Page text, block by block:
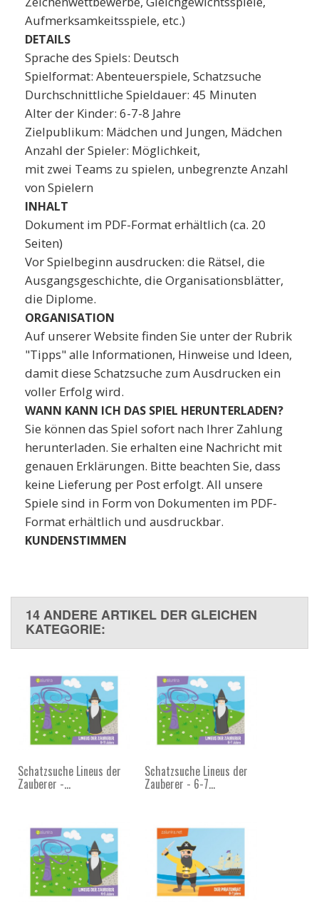
Aufmerksamkeitsspiele, etc.)
DETAILS
Sprache des Spiels: Deutsch
Spielformat: Abenteuerspiele, Schatzsuche
Durchschnittliche Spieldauer: 45 Minuten
Alter der Kinder: 6-7-8 Jahre
Zielpublikum: Mädchen und Jungen, Mädchen
Anzahl der Spieler: Möglichkeit,
mit zwei Teams zu spielen, unbegrenzte Anzahl
von Spielern
INHALT
Dokument im PDF-Format erhältlich (ca. 20
Seiten)
Vor Spielbeginn ausdrucken: die Rätsel, die
Ausgangsgeschichte, die Organisationsblätter,
die Diplome.
ORGANISATION
Auf unserer Website finden Sie unter der Rubrik
"Tipps" alle Informationen, Hinweise und Ideen,
damit diese Schatzsuche zum Ausdrucken ein
voller Erfolg wird.
WANN KANN ICH DAS SPIEL HERUNTERLADEN?
Sie können das Spiel sofort nach Ihrer Zahlung
herunterladen. Sie erhalten eine Nachricht mit
genauen Erklärungen. Bitte beachten Sie, dass
keine Lieferung per Post erfolgt. All unsere
Spiele sind in Form von Dokumenten im PDF-
Format erhältlich und ausdruckbar.
KUNDENSTIMMEN
14 ANDERE ARTIKEL DER GLEICHEN
KATEGORIE:
Schatzsuche Lineus der
Zauberer -...
Schatzsuche Lineus der
Zauberer - 6-7...